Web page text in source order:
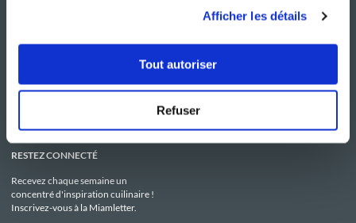
Afficher les détails
Tout autoriser
Refuser
Le Mag'
Boutique
C.G.U
Politique de confidentialité
Utilisation des Cookies
RESTEZ CONNECTÉ
Recevez chaque semaine un
concentré d'inspiration cuilinaire !
Inscrivez-vous à la Miamletter.